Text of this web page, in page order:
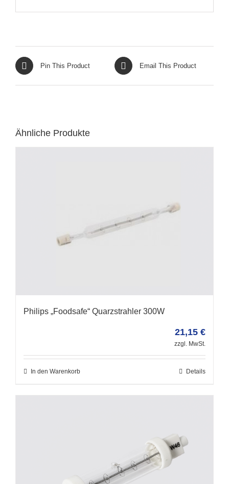
Pin This Product Email This Product
Ähnliche Produkte
Philips „Foodsafe“ Quarzstrahler 300W
21,15 €
zzgl. MwSt.
In den Warenkorb Details